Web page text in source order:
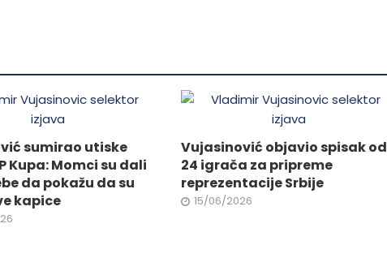
biti
izabrane
proizvoda.
sumirao utiske
Kupa: Momci su dali
da pokažu da su
kapice
Vujasinović objavio spisak od
24 igrača za pripreme
reprezentacije Srbije
15/06/2026